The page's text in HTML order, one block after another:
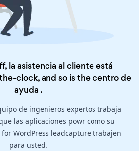
la asistencia al cliente está
clock, and so is thecentro de
ayuda .
de ingenieros expertos trabaja
las aplicaciones powr como su
for WordPress leadcapture trabajen
para usted.